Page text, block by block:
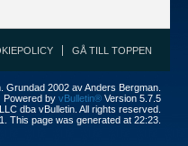
GÅ TILL TOPPEN
2002 av Anders Bergman.
Powered by vBulletin® Version 5.7.5
dba vBulletin. All rights reserved.
This page was generated at 22:23.